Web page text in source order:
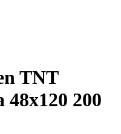
TNT
200